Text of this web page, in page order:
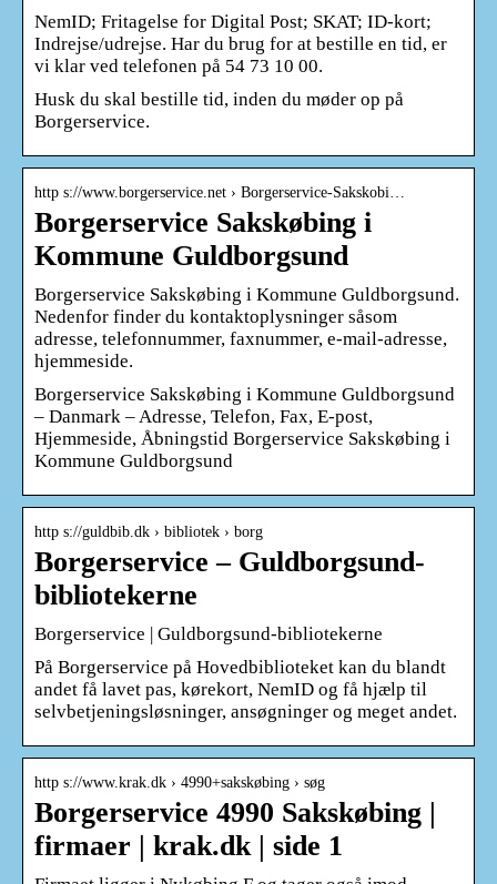
NemID; Fritagelse for Digital Post; SKAT; ID-kort;
Indrejse/udrejse. Har du brug for at bestille en tid, er
vi klar ved telefonen på 54 73 10 00.
Husk du skal bestille tid, inden du møder op på
Borgerservice.
http s://www.borgerservice.net › Borgerservice-Sakskobi…
Borgerservice Sakskøbing i
Kommune Guldborgsund
Borgerservice Sakskøbing i Kommune Guldborgsund.
Nedenfor finder du kontaktoplysninger såsom
adresse, telefonnummer, faxnummer, e-mail-adresse,
hjemmeside.
Borgerservice Sakskøbing i Kommune Guldborgsund
– Danmark – Adresse, Telefon, Fax, E-post,
Hjemmeside, Åbningstid Borgerservice Sakskøbing i
Kommune Guldborgsund
http s://guldbib.dk › bibliotek › borg
Borgerservice – Guldborgsund-
bibliotekerne
Borgerservice | Guldborgsund-bibliotekerne
På Borgerservice på Hovedbiblioteket kan du blandt
andet få lavet pas, kørekort, NemID og få hjælp til
selvbetjeningsløsninger, ansøgninger og meget andet.
http s://www.krak.dk › 4990+sakskøbing › søg
Borgerservice 4990 Sakskøbing |
firmaer | krak.dk | side 1